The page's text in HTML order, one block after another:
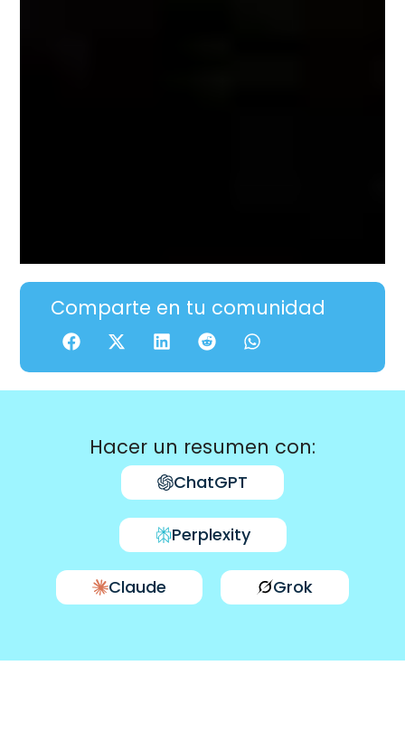
Comparte en tu comunidad
Hacer un resumen con:
ChatGPT
Perplexity
Claude Grok